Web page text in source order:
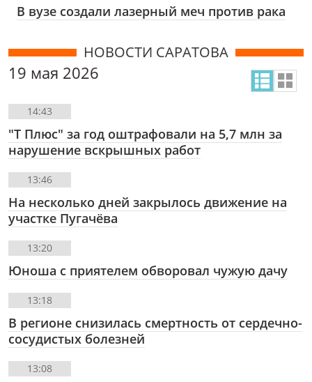
В вузе создали лазерный меч против рака
НОВОСТИ САРАТОВА
19 мая 2026
14:43
"Т Плюс" за год оштрафовали на 5,7 млн за
нарушение вскрышных работ
13:46
На несколько дней закрылось движение на
участке Пугачёва
13:20
Юноша с приятелем обворовал чужую дачу
13:18
В регионе снизилась смертность от сердечно-
сосудистых болезней
13:08